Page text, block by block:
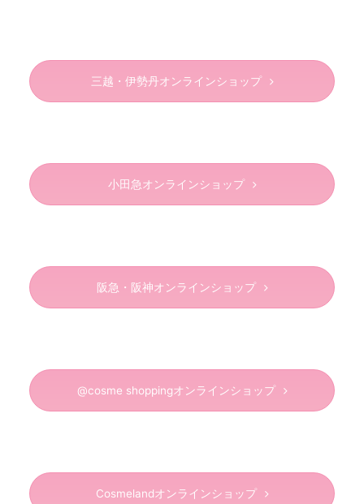
三越・伊勢丹オンラインショップ
小田急オンラインショップ
阪急・阪神オンラインショップ
@cosme shoppingオンラインショップ
Cosmelandオンラインショップ